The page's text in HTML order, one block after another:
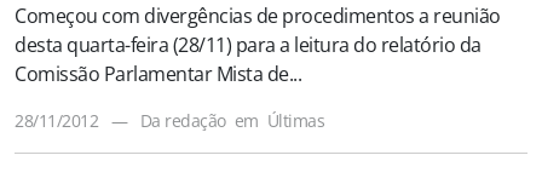
Começou com divergências de procedimentos a reunião
desta quarta-feira (28/11) para a leitura do relatório da
Comissão Parlamentar Mista de...
28/11/2012 — Da redação em Últimas